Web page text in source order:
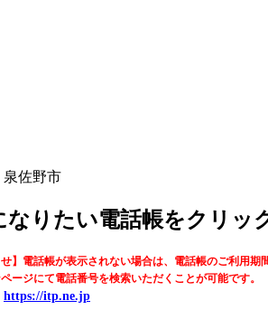
佐野市
なりたい電話帳をクリッ
せ】電話帳が表示されない場合は、電話帳のご利用期
ージにて電話番号を検索いただくことが可能です。
https://itp.ne.jp